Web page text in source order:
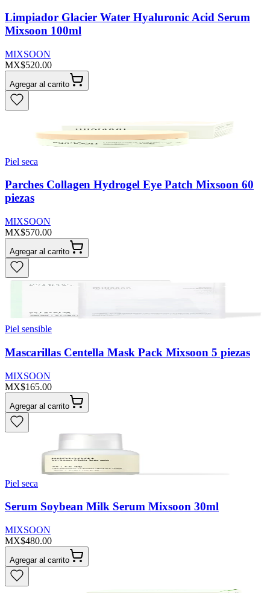
Limpiador Glacier Water Hyaluronic Acid Serum
Mixsoon 100ml
MIXSOON
MX$520.00
Agregar al carrito
Piel seca
Parches Collagen Hydrogel Eye Patch Mixsoon 60
piezas
MIXSOON
MX$570.00
Agregar al carrito
Piel sensible
Mascarillas Centella Mask Pack Mixsoon 5 piezas
MIXSOON
MX$165.00
Agregar al carrito
Piel seca
Serum Soybean Milk Serum Mixsoon 30ml
MIXSOON
MX$480.00
Agregar al carrito